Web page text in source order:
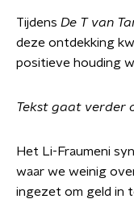
Tijdens De T van
deze ontdekking
positieve houding
Tekst gaat verder
Het Li-Fraumeni
waar we weinig
ingezet om geld in